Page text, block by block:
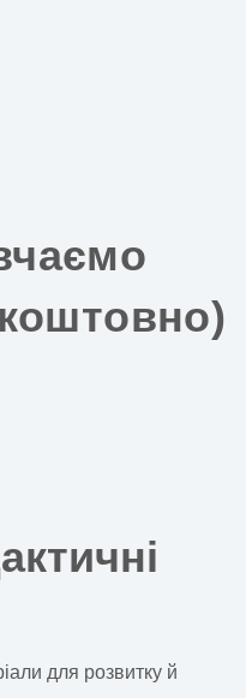
для розвитку й